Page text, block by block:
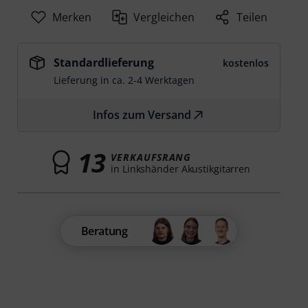
Merken Vergleichen Teilen
Standardlieferung
kostenlos
Lieferung in ca. 2-4 Werktagen
Infos zum Versand
13 VERKAUFSRANG
in Linkshänder Akustikgitarren
Beratung